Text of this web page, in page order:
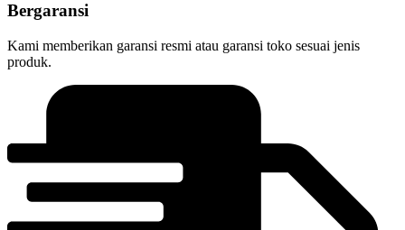
Bergaransi
Kami memberikan garansi resmi atau garansi toko sesuai jenis
produk.